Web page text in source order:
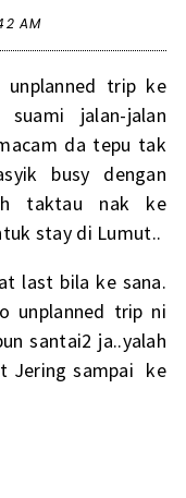
AM
trip ke
jalan-jalan
da tepu tak
busy dengan
taktau nak ke
stay di Lumut..
last bila ke sana.
unplanned trip ni
santai2 ja..yalah
Jering sampai ke